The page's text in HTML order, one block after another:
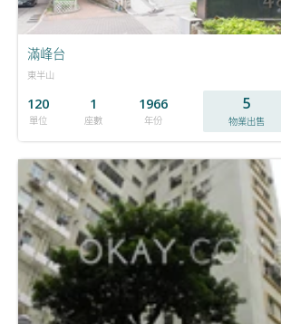
滿峰台
東半山
120
單位
1
座數
1966
年份
5
物業出售